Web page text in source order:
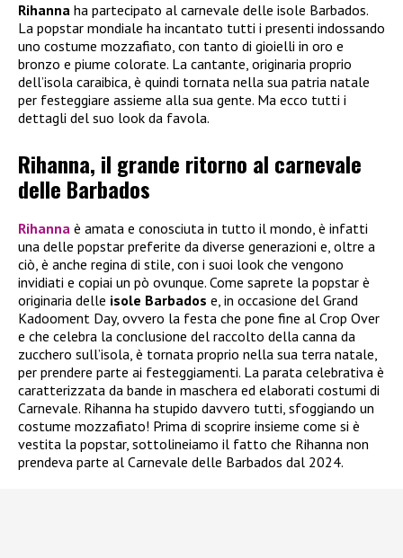
Rihanna ha partecipato al carnevale delle isole Barbados.
La popstar mondiale ha incantato tutti i presenti indossando
uno costume mozzafiato, con tanto di gioielli in oro e
bronzo e piume colorate. La cantante, originaria proprio
dell’isola caraibica, è quindi tornata nella sua patria natale
per festeggiare assieme alla sua gente. Ma ecco tutti i
dettagli del suo look da favola.
Rihanna, il grande ritorno al carnevale
delle Barbados
Rihanna è amata e conosciuta in tutto il mondo, è infatti
una delle popstar preferite da diverse generazioni e, oltre a
ciò, è anche regina di stile, con i suoi look che vengono
invidiati e copiai un pò ovunque. Come saprete la popstar è
originaria delle isole Barbados e, in occasione del Grand
Kadooment Day, ovvero la festa che pone fine al Crop Over
e che celebra la conclusione del raccolto della canna da
zucchero sull’isola, è tornata proprio nella sua terra natale,
per prendere parte ai festeggiamenti. La parata celebrativa è
caratterizzata da bande in maschera ed elaborati costumi di
Carnevale. Rihanna ha stupido davvero tutti, sfoggiando un
costume mozzafiato! Prima di scoprire insieme come si è
vestita la popstar, sottolineiamo il fatto che Rihanna non
prendeva parte al Carnevale delle Barbados dal 2024.